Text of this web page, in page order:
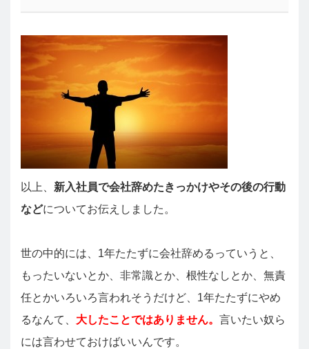
以上、 新入社員で会社辞めたきっかけやその後の行動
などについてお伝えしました。
世の中的には、1年たたずに会社辞めるっていうと、
もったいないとか、非常識とか、根性なしとか、無責
任とかいろいろ言われそうだけど、1年たたずにやめ
るなんて、 大したことではありません。 言いたい奴ら
には言わせておけばいいんです。